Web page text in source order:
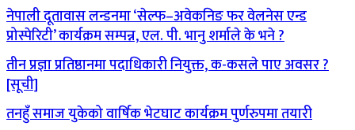
नेपाली दूतावास लन्डनमा ‘सेल्फ–अवेकनिङ फर वेलनेस एन्ड
प्रोस्पेरिटी’ कार्यक्रम सम्पन्न, एल. पी. भानु शर्माले के भने ?
तीन प्रज्ञा प्रतिष्ठानमा पदाधिकारी नियुक्त, क-कसले पाए अवसर ?
[सूची]
तनहुँ समाज युकेको वार्षिक भेटघाट कार्यक्रम पुर्णरुपमा तयारी